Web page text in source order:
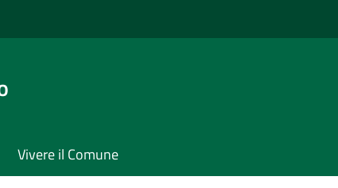
Vivere il Comune